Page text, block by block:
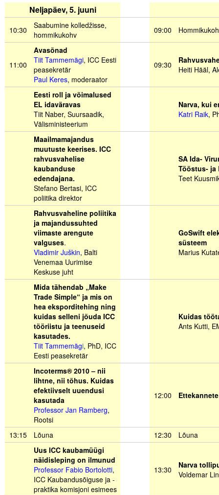
Neljapäev, 5. juuni
.10:30. Saabumine kolledžisse,
hommikukohv
.09:00.
11:00
Avasõnad
Tiit Tammemägi, ICC Eesti
peasekretär
Paul Keres, moderaator
09:30
Heiti Hääl,
Eesti roll ja võimalused
EL idaväravas
Tiit Naber, Suursaadik,
Välisministeerium
Narva, kui
Katri Raik,
Maailmamajandus
muutuste keerises. ICC
rahvusvahelise
kaubanduse
edendajana.
Stefano Bertasi, ICC
poliitika direktor
SA Ida-
Tööstus- ja
Teet
Rahvusvaheline poliitika
ja majandussuhted
viimaste arengute
valguses.
Vladimir Juškin, Balti
Venemaa Uurimise
Keskuse juht
GoSwift
süsteem
Marius
Mida tähendab „Make
Trade Simple“ ja mis on
hea eksporditehing ning
kuidas selleni jõuda ICC
tööriistu ja teenuseid
kasutades.
Tiit Tammemägi, PhD, ICC
Eesti peasekretär
Kuidas
Ants Kutti,
Incoterms® 2010 – nii
lihtne, nii tõhus. Kuidas
efektiivselt uuendusi
kasutada
Professor Jan Ramberg,
Rootsi
12:00
13:15 Lõuna 12:30
Lõuna
Uus ICC kaubamüügi
näidisleping on ilmunud
Professor Fabio Bortolotti,
ICC Kaubandusõiguse ja -
praktika komisjoni esimees
13:30
Narva
Voldemar